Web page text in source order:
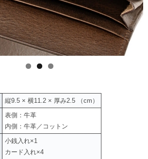
縦9.5 × 横11.2 × 厚み2.5 （cm）
表側：牛革
内側：牛革／コットン
小銭入れ×1
カード入れ×4